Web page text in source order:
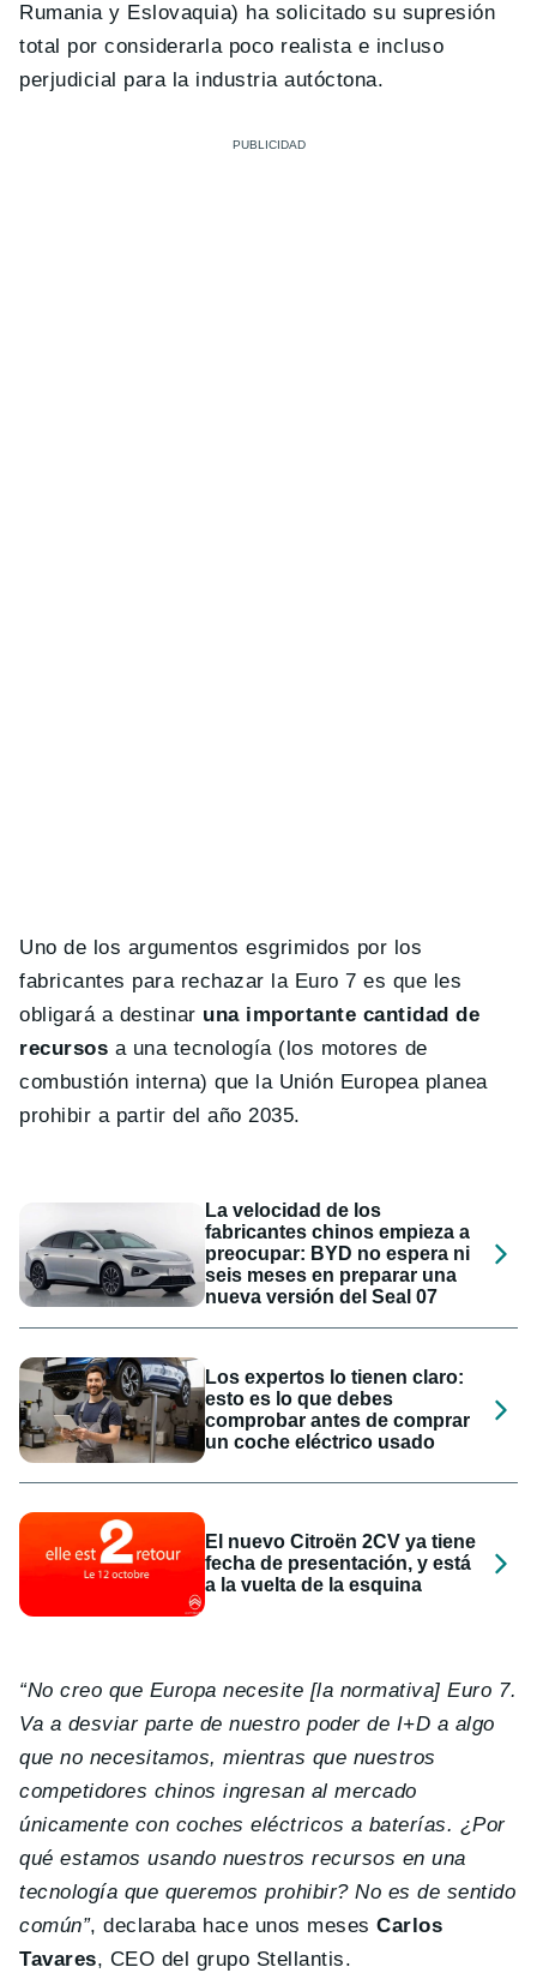
Rumania y Eslovaquia) ha solicitado su supresión
total por considerarla poco realista e incluso
perjudicial para la industria autóctona.
Uno de los argumentos esgrimidos por los
fabricantes para rechazar la Euro 7 es que les
obligará a destinar una importante cantidad de
recursos a una tecnología (los motores de
combustión interna) que la Unión Europea planea
prohibir a partir del año 2035.
La velocidad de los
fabricantes chinos empieza a
preocupar: BYD no espera ni
seis meses en preparar una
nueva versión del Seal 07
Los expertos lo tienen claro:
esto es lo que debes
comprobar antes de comprar
un coche eléctrico usado
El nuevo Citroën 2CV ya tiene
fecha de presentación, y está
a la vuelta de la esquina
“No creo que Europa necesite [la normativa] Euro 7.
Va a desviar parte de nuestro poder de I+D a algo
que no necesitamos, mientras que nuestros
competidores chinos ingresan al mercado
únicamente con coches eléctricos a baterías. ¿Por
qué estamos usando nuestros recursos en una
tecnología que queremos prohibir? No es de sentido
común”, declaraba hace unos meses Carlos
Tavares, CEO del grupo Stellantis.